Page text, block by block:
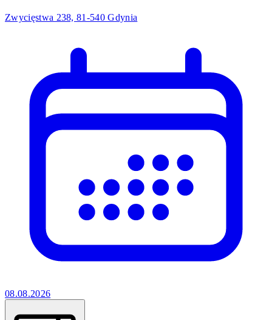
Zwycięstwa 238, 81-540 Gdynia
08.08.2026